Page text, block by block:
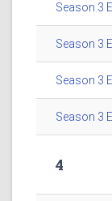
Season 3
Season 3
Season 3
Season 3
4